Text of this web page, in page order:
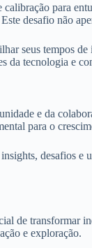
para
desafio não
seus tempos
da tecnologia e
e da
para o
desafios e
de transformar
e exploração.